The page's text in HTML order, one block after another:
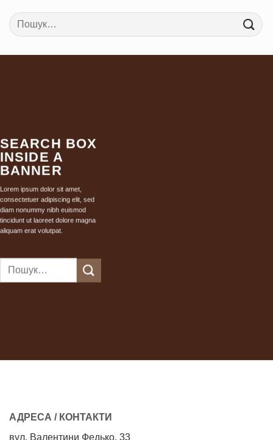
Шукати:
SEARCH BOX
INSIDE A
BANNER
Lorem ipsum dolor sit amet,
consectetuer adipiscing elit, sed
diam nonummy nibh euismod
tincidunt ut laoreet dolore magna
aliquam erat volutpat.
Шукати:
АДРЕСА / КОНТАКТИ
вул. Валентини Федько, 33